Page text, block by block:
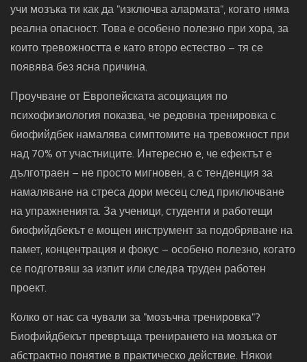
учи мозъка ти как да "изключва алармата", когато няма
реална опасност. Това е особено полезно при хора, за
които тревожността е като второ естество – тя се
появява без ясна причина.
Проучване от Европейската асоциация по
психофизиология показва, че редовна тренировка с
биофийдбек намалява симптомите на тревожност при
над 70% от участниците. Интересно е, че ефектът е
дълготраен – не просто мигновен, а с тенденция за
намаляване на стреса дори месец след приключване
на упражненията. За ученици, студенти и работещи
биофийдбекът е мощен инструмент за подобряване на
памет, концентрация и фокус – особено полезно, когато
се подготвяш за изпит или следва труден работен
проект.
Колко от нас са чували за "мозъчна тренировка"?
Биофийдбекът превръща тренирането на мозъка от
абстрактно понятие в практическо действие. Някои